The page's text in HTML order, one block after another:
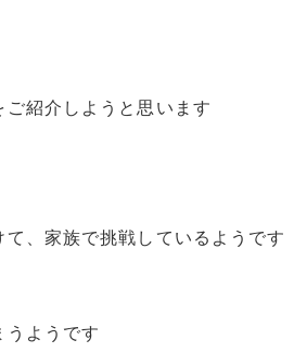
紹介しようと思います
、家族で挑戦しているようです
ようです